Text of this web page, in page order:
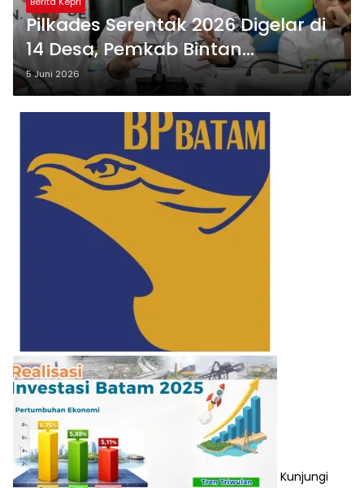
Pilkades Serentak 2026 Digelar di
14 Desa, Pemkab Bintan
Matangkan Juknis
5 Juni 2026
Kunjungi